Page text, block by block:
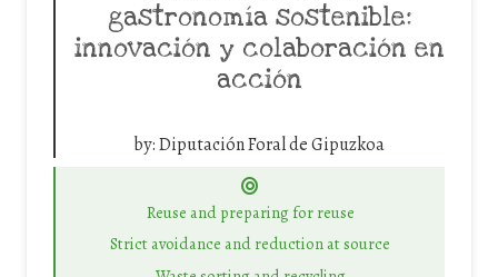
gastronomía sostenible:
innovación y colaboración en
acción
by:Diputación Foral de Gipuzkoa
Reuse and preparing for reuse
Strict avoidance and reduction at source